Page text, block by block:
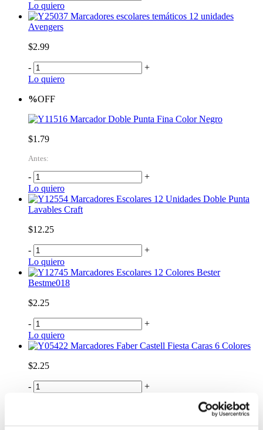
Lo quiero
Marcadores escolares temáticos 12 unidades
Avengers
$2.99
-
+
Lo quiero
%OFF
Marcador Doble Punta Fina Color Negro
$1.79
Antes:
-
+
Lo quiero
Marcadores Escolares 12 Unidades Doble Punta
Lavables Craft
$12.25
-
+
Lo quiero
Marcadores Escolares 12 Colores Bester
Bestme018
$2.25
-
+
Lo quiero
Marcadores Faber Castell Fiesta Caras 6 Colores
$2.25
-
+